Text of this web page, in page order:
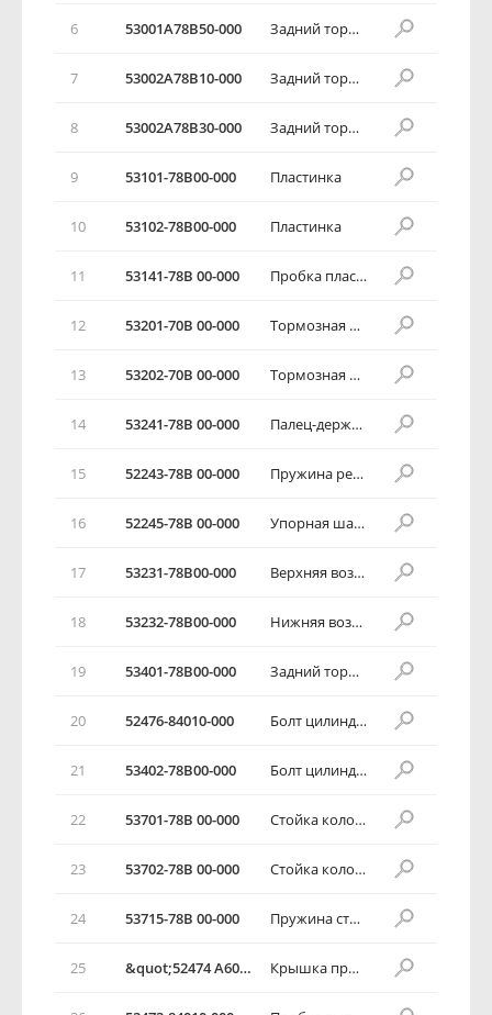
6 53001А78В50-000 Задний тормозной фартук
7 53002А78В10-000 Задний тормозной фартук
8 53002А78В30-000 Задний тормозной фартук
9 53101-78В00-000 Пластинка
10 53102-78В00-000 Пластинка
11 53141-78В 00-000 Пробка пластины
12 53201-70В 00-000 Тормозная колодка в комплекте
13 53202-70В 00-000 Тормозная колодка
14 53241-78В 00-000 Палец-держатель колодки
15 52243-78В 00-000 Пружина регулировки
16 52245-78В 00-000 Упорная шайба
17 53231-78В00-000 Верхняя возвратная пружина
18 53232-78В00-000 Нижняя возвратная пружина
19 53401-78В00-000 Задний тормозной цилиндр
20 52476-84010-000 Болт цилиндра заднего колеса
21 53402-78В00-000 Болт цилиндра заднего колеса
22 53701-78В 00-000 Стойка колодки
23 53702-78В 00-000 Стойка колодки
24 53715-78В 00-000 Пружина стойки колодки
25 &quot;52474 А60010-000&quot; Крышка пробки